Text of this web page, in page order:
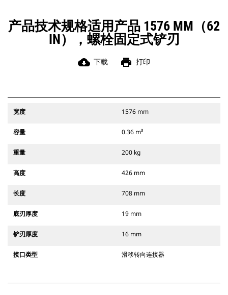
产品技术规格适用产品 1576 MM（62
IN），螺栓固定式铲刃
cloud_download 下载 print 打印
宽度 1576 mm
容量 0.36 m³
重量 200 kg
高度 426 mm
长度 708 mm
底刃厚度 19 mm
铲刃厚度 16 mm
接口类型 滑移转向连接器